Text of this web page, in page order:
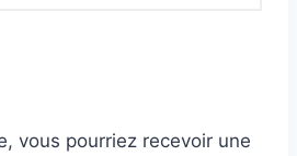
vous pourriez recevoir une